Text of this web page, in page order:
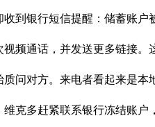
到银行短信提醒：储蓄账户
频通话，并发送更多链接。
问对方。来电者看起来是本
克多赶紧联系银行冻结账户